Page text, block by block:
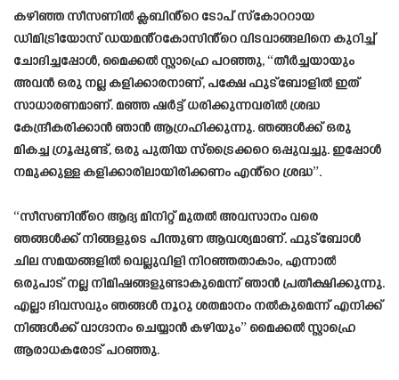
കഴിഞ്ഞ സീസണിൽ ക്ലബിൻ്റെ ടോപ് സ്‌കോററായ
ഡിമിട്രിയോസ് ഡയമൻ്റകോസിൻ്റെ വിടവാങ്ങലിനെ കുറിച്ച്
ചോദിച്ചപ്പോൾ, മൈക്കൽ സ്റ്റാഹ്രെ പറഞ്ഞു, “തീർച്ചയായും
അവൻ ഒരു നല്ല കളിക്കാരനാണ്, പക്ഷേ ഫുട്‌ബോളിൽ ഇത്
സാധാരണമാണ്. മഞ്ഞ ഷർട്ട് ധരിക്കുന്നവരിൽ ശ്രദ്ധ
കേന്ദ്രീകരിക്കാൻ ഞാൻ ആഗ്രഹിക്കുന്നു. ഞങ്ങൾക്ക് ഒരു
മികച്ച ഗ്രൂപ്പുണ്ട്, ഒരു പുതിയ സ്‌ട്രൈക്കറെ ഒപ്പുവച്ചു. ഇപ്പോൾ
നമുക്കുള്ള കളിക്കാരിലായിരിക്കണം എൻ്റെ ശ്രദ്ധ”.
“സീസണിൻ്റെ ആദ്യ മിനിറ്റ് മുതൽ അവസാനം വരെ
ഞങ്ങൾക്ക് നിങ്ങളുടെ പിന്തുണ ആവശ്യമാണ്. ഫുട്ബോൾ
ചില സമയങ്ങളിൽ വെല്ലുവിളി നിറഞ്ഞതാകാം, എന്നാൽ
ഒരുപാട് നല്ല നിമിഷങ്ങളുണ്ടാകുമെന്ന് ഞാൻ പ്രതീക്ഷിക്കുന്നു.
എല്ലാ ദിവസവും ഞങ്ങൾ നൂറു ശതമാനം നൽകുമെന്ന് എനിക്ക്
നിങ്ങൾക്ക് വാഗ്ദാനം ചെയ്യാൻ കഴിയും” മൈക്കൽ സ്റ്റാഹ്രെ
ആരാധകരോട് പറഞ്ഞു.